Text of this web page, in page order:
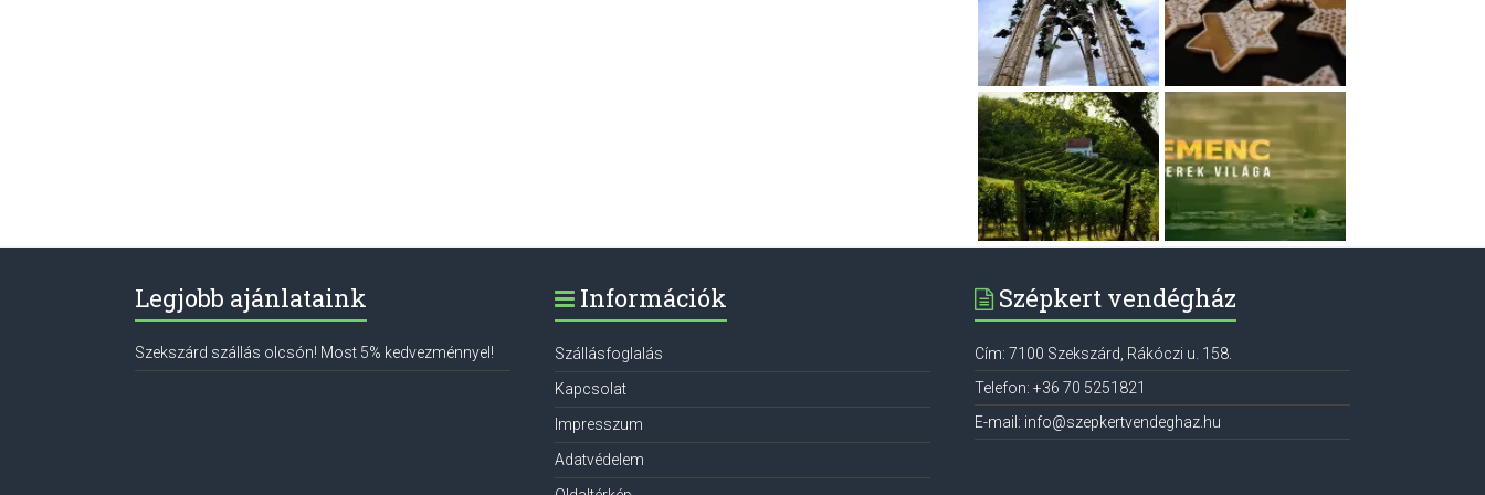
Legjobb ajánlataink
Szekszárd szállás olcsón! Most 5% kedvezménnyel!
Információk
Szállásfoglalás
Kapcsolat
Impresszum
Adatvédelem
Szépkert vendégház
Cím: 7100 Szekszárd Rákóczi u. 158.
Telefon:+36 70 5251821
E-mail: info@szepkertvendeghaz.hu